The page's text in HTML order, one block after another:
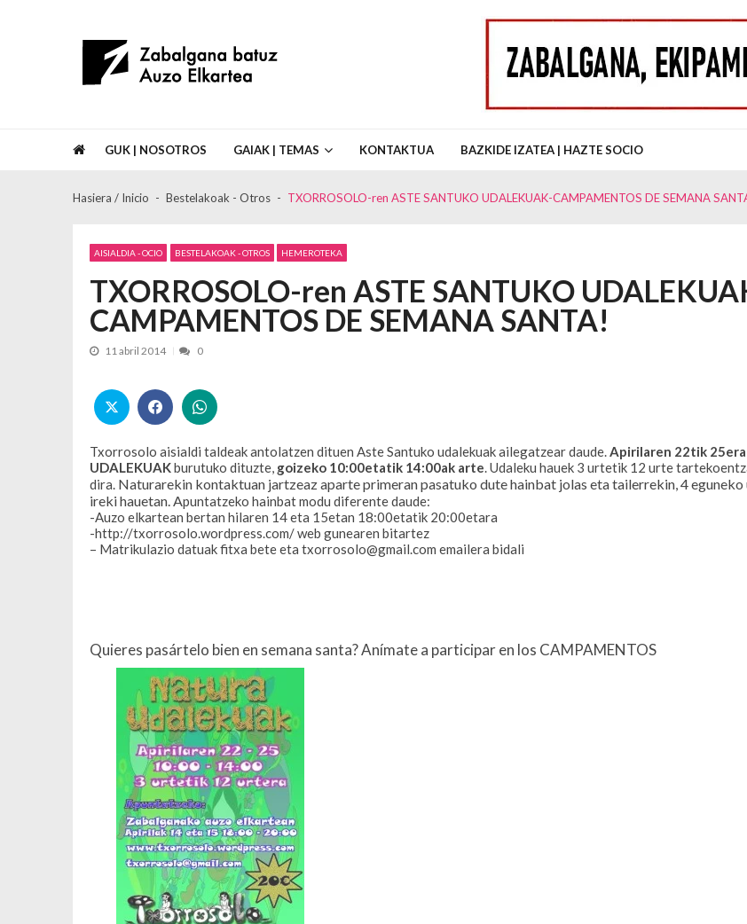
Asociación de Vecinos Zabalgana Batuz Auzo Elkartea
GUK | NOSOTROS GAIAK | TEMAS KONTAKTUA BAZKIDE IZATEA | HAZTE SOCIO
Hasiera / Inicio Bestelakoak - Otros TXORROSOLO-ren ASTE SANTUKO UDALEKUAK-CAMPAMENTOS DE SEMANA
AISIALDIA - OCIO BESTELAKOAK - OTROS HEMEROTEKA
TXORROSOLO-ren ASTE SANTUKO
CAMPAMENTOS DE SEMANA SANTA!
11 abril 2014 0
Txorrosolo aisialdi taldeak antolatzen dituen Aste Santuko udalekuak ailegatzear daude. Apirilaren 22tik 25era
UDALEKUAKburutuko dituzte, goizeko 10:00etatik 14:00ak arte . Udaleku hauek 3 urtetik 12 urte
dira. Naturarekin kontaktuan jartzeaz aparte primeran pasatuko dute hainbat jolas eta tailerrekin, 4 eguneko
ireki hauetan. Apuntatzeko hainbat modu diferente daude:
-Auzo elkartean bertan hilaren 14 eta 15etan 18:00etatik 20:00etara
-http://txorrosolo.wordpress.com/ web gunearen bitartez
– Matrikulazio datuakfitxa bete eta txorrosolo@gmail.com emailera bidali
Quieres pasártelo bien en semana santa? Anímate a participar en los CAMPAMENTOS